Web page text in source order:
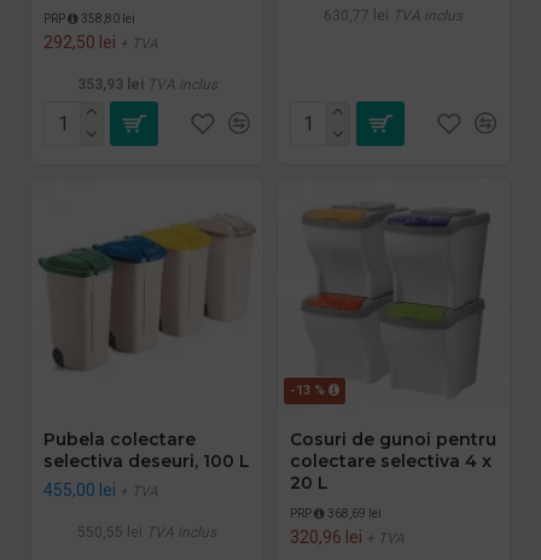
PRP 358,80 lei
292,50 lei + TVA
353,93 lei TVA inclus
630,77 lei TVA inclus
Pubela colectare
selectiva deseuri, 100 L
455,00 lei + TVA
550,55 lei TVA inclus
-13 %
Cosuri de gunoi pentru
colectare selectiva 4 x
20 L
PRP 368,69 lei
320,96 lei + TVA